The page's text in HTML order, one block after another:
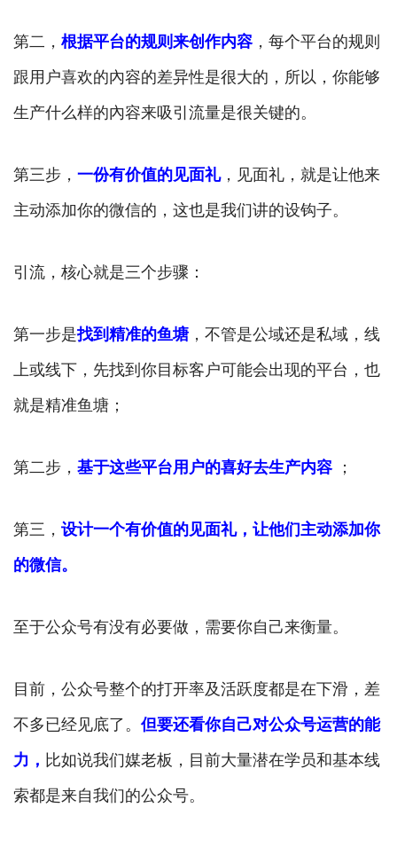
第二， 根据平台的规则来创作内容 ，每个平台的规则
跟用户喜欢的內容的差异性是很大的，所以，你能够
生产什么样的內容来吸引流量是很关键的。
第三步， 一份有价值的见面礼，见面礼，就是让他来
主动添加你的微信的，这也是我们讲的设钩子。
引流，核心就是三个步骤：
第一步是找到精准的鱼塘，不管是公域还是私域，线
上或线下，先找到你目标客户可能会出现的平台，也
就是精准鱼塘；
第二步， 基于这些平台用户的喜好去生产内容 ；
第三， 设计一个有价值的见面礼，让他们主动添加你
的微信。
至于公众号有没有必要做，需要你自己来衡量。
目前，公众号整个的打开率及活跃度都是在下滑，差
不多已经见底了。 但要还看你自己对公众号运营的能
力， 比如说我们媒老板，目前大量潜在学员和基本线
索都是来自我们的公众号。